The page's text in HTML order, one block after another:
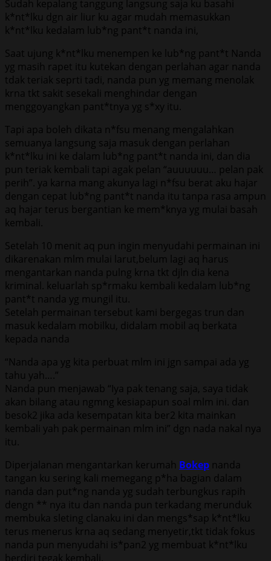
Sudah kepalang tanggung langsung saja ku basahi
k*nt*lku dgn air liur ku agar mudah memasukkan
k*nt*lku kedalam lub*ng pant*t nanda ini,
Saat ujung k*nt*lku menempen ke lub*ng pant*t Nanda
yg masih rapet itu kutekan dengan perlahan agar nanda
tdak teriak seprti tadi, nanda pun yg memang menolak
krna tkt sakit sesekali menghindar dengan
menggoyangkan pant*tnya yg s*xy itu.
Tapi apa boleh dikata n*fsu menang mengalahkan
semuanya langsung saja masuk dengan perlahan
k*nt*lku ini ke dalam lub*ng pant*t nanda ini, dan dia
pun teriak kembali tapi agak pelan “auuuuuu… pelan pak
perih”. ya karna mang akunya lagi n*fsu berat aku hajar
dengan cepat lub*ng pant*t nanda itu tanpa rasa ampun
aq hajar terus bergantian ke mem*knya yg mulai basah
kembali.
Setelah 10 menit aq pun ingin menyudahi permainan ini
dikarenakan mlm mulai larut,belum lagi aq harus
mengantarkan nanda pulng krna tkt djln dia kena
kriminal. keluarlah sp*rmaku kembali kedalam lub*ng
pant*t nanda yg mungil itu.
Setelah permainan tersebut kami bergegas trun dan
masuk kedalam mobilku, didalam mobil aq berkata
kepada nanda
“Nanda apa yg kita perbuat mlm ini jgn sampai ada yg
tahu yah….”
Nanda pun menjawab “Iya pak tenang saja, saya tidak
akan bilang atau ngmng kesiapapun soal mlm ini. dan
besok2 jika ada kesempatan kita ber2 kita mainkan
kembali yah pak permainan mlm ini” dgn nada nakal nya
itu.
Diperjalanan mengantarkan kerumah Bokep nanda
tangan ku sering kali memegang p*ha bagian dalam
nanda dan put*ng nanda yg sudah terbungkus rapih
dengn ** nya itu dan nanda pun terkadang merunduk
membuka sleting clanaku ini dan mengs*sap k*nt*lku
terus menerus krna aq sedang menyetir,tkt tidak fokus
nanda pun menyudahi is*pan2 yg membuat k*nt*lku
berdiri tegak kembali.